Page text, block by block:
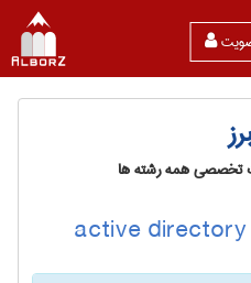
تخصصی همه رشته ها